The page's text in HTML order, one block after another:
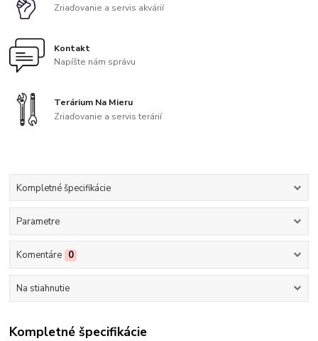
Zriaďovanie a servis akvárií
Kontakt
Napíšte nám správu
Terárium Na Mieru
Zriaďovanie a servis terárií
Kompletné špecifikácie
Parametre
Komentáre 0
Na stiahnutie
Kompletné špecifikácie